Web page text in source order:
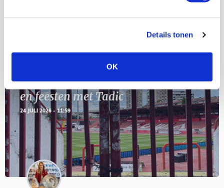
Details tonen
OK
Servische maffiabaas in grauwe bak
en feesten met Tadic
24 JULI 2026 - 11:59